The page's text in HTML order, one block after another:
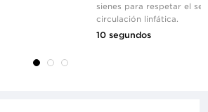
sienes para respetar el
circulación linfática.
10 segundos